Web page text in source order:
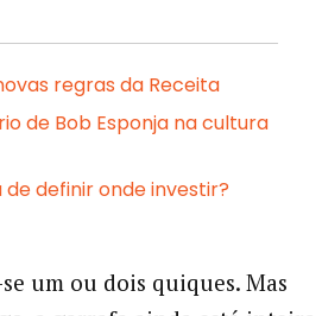
regras da Receita
de Bob Esponja na cultura
definir onde investir?
um ou dois quiques. Mas